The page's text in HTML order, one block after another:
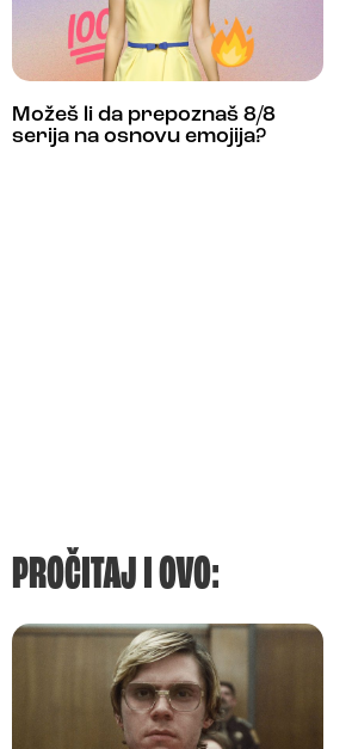
Možeš li da prepoznaš 8/8
serija na osnovu emojija?
PROČITAJ I OVO: